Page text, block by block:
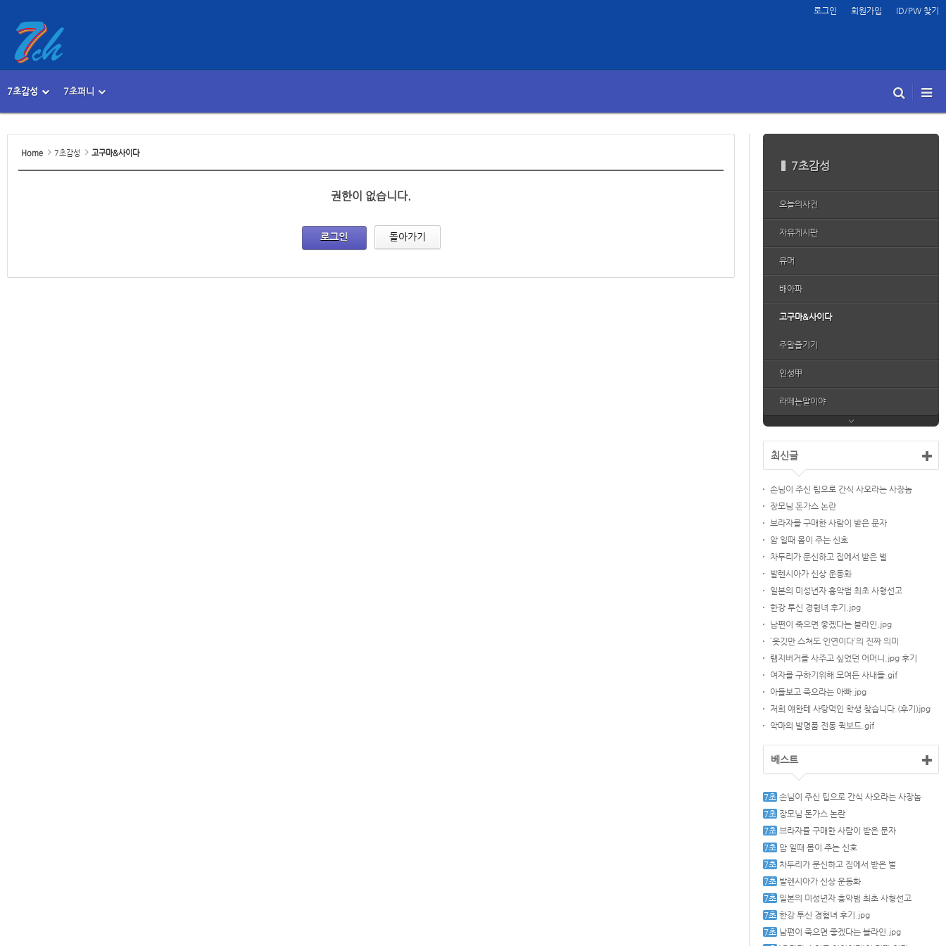
메뉴 건너뛰기
로그인 회원가입 ID/PW 찾기
7초감성 7초퍼니
본문시작
7초감성
오늘의사건
자유게시판
유머
배아파
고구마&사이다
주말즐기기
인성甲
라떼는말이야
최신글
손님이 주신 팁으로 간식 사오라는 사장놈
장모님 돈가스 논란
브라자를 구매한 사람이 받은 문자
암 일때 몸이 주는 신호
차두리가 문신하고 집에서 받은 벌
발렌시아가 신상 운동화
일본의 미성년자 흉악범 최초 사형선고
한강 투신 경험녀 후기.jpg
남편이 죽으면 좋겠다는 블라인.jpg
`옷깃만 스쳐도 인연이다`의 진짜 의미
램지버거를 사주고 싶었던 어머니.jpg 후기
여자를 구하기위해 모여든 사내들.gif
아들보고 죽으라는 아빠.jpg
저희 얘한테 사탕먹인 학생 찾습니다.(후기)jpg
악마의 발명품 전동 퀵보드.gif
베스트
손님이 주신 팁으로 간식 사오라는 사장놈
장모님 돈가스 논란
브라자를 구매한 사람이 받은 문자
암 일때 몸이 주는 신호
차두리가 문신하고 집에서 받은 벌
발렌시아가 신상 운동화
일본의 미성년자 흉악범 최초 사형선고
한강 투신 경험녀 후기.jpg
남편이 죽으면 좋겠다는 블라인.jpg
Home 7초감성 고구마&사이다
권한이 없습니다.
로그인 돌아가기